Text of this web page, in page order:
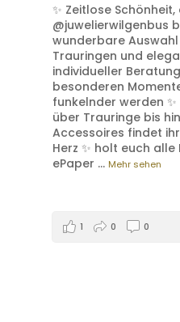
✨ Zeitlose
@juwelierwilgenbus
wunderbare
Trauringen und
individueller
besonderen
funkelnder werden
über Trauringe bis
Accessoires findet
Herz ✨ holt euch
ePaper ... Mehr sehen
1 0 0